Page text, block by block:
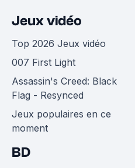
Jeux vidéo
Top 2026 Jeux vidéo
007 First Light
Assassin's Creed: Black
Flag - Resynced
Jeux populaires en ce
moment
BD